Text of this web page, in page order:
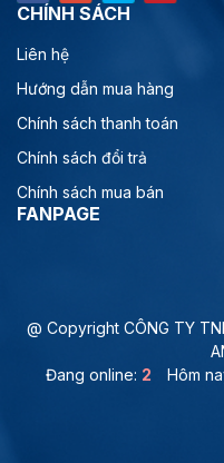
CHÍNH SÁCH
Liên hệ
Hướng dẫn mua hàng
Chính sách thanh toán
Chính sách đổi trả
Chính sách mua bán
FANPAGE
@ Copyright CÔNG TY
Đang online: 2 Hôm